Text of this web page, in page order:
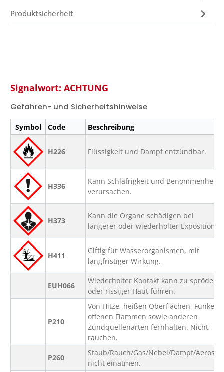
Produktsicherheit
Signalwort: ACHTUNG
Gefahren- und Sicherheitshinweise
Symbol Code Beschreibung
H226 Flüssigkeit und Dampf entzündbar.
H336
Kann Schläfrigkeit und Benommenheit
verursachen.
H373
Kann die Organe schädigen bei
längerer oder wiederholter Exposition.
H411
Giftig für Wasserorganismen, mit
langfristiger Wirkung.
EUH066
Wiederholter Kontakt kann zu spröder
oder rissiger Haut führen.
P210
Von Hitze, heißen Oberflächen, Funken,
offenen Flammen sowie anderen
Zündquellenarten fernhalten. Nicht
rauchen.
P260
Staub/Rauch/Gas/Nebel/Dampf/Aerosol
nicht einatmen.